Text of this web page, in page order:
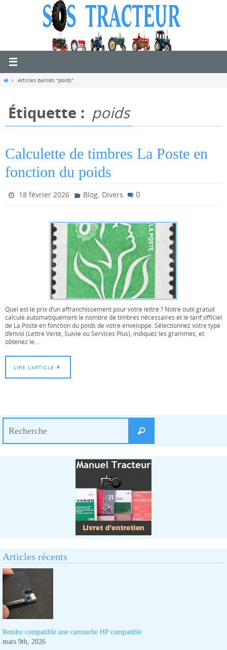
HomeArticles balisés "poids"
Étiquette : poids
Calculette de timbres La Poste en
fonction du poids
18 février 2026 Blog, Divers 0
Quel est le prix d’un affranchissement pour votre lettre ? Notre outil gratuit
calcule automatiquement le nombre de timbres nécessaires et le tarif officiel
de La Poste en fonction du poids de votre enveloppe. Sélectionnez votre type
d’envoi (Lettre Verte, Suivie ou Services Plus), indiquez les grammes, et
obtenez le…
LIRE L’ARTICLE
Recherche
Articles récents
Rendre compatible une cartouche HP compatible
mars 9th, 2026